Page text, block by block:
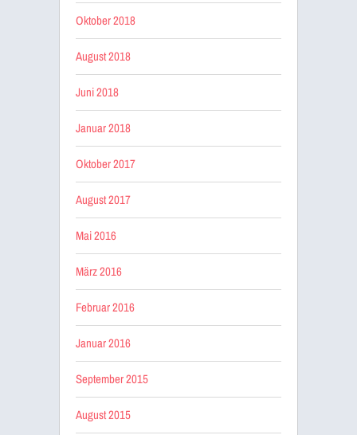
Oktober 2018
August 2018
Juni 2018
Januar 2018
Oktober 2017
August 2017
Mai 2016
März 2016
Februar 2016
Januar 2016
September 2015
August 2015